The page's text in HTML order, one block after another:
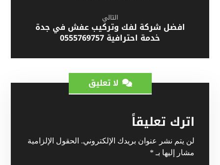
التالي
افضل شركة لفك وتركيب عفش في جدة
خدمة احترافية 0555769757
لا تعليق
اترك تعليقاً
لن يتم نشر عنوان بريدك الإلكتروني. الحقول الإلزامية
مشار إليها بـ *